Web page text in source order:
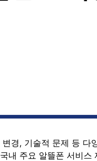
경, 기술적 문제 등 다
내 주요 알뜰폰 서비스